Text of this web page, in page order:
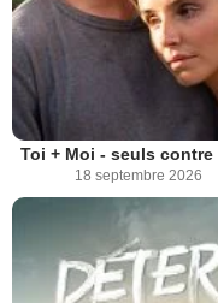
Toi + Moi - seuls
18 septembre 2026